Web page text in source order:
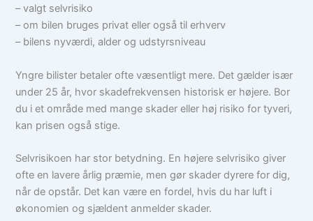
– valgt selvrisiko
– om bilen bruges privat eller også til erhverv
– bilens nyværdi, alder og udstyrsniveau
Yngre bilister betaler ofte væsentligt mere. Det gælder især
under 25 år, hvor skadefrekvensen historisk er højere. Bor
du i et område med mange skader eller høj risiko for tyveri,
kan prisen også stige.
Selvrisikoen har stor betydning. En højere selvrisiko giver
ofte en lavere årlig præmie, men gør skader dyrere for dig,
når de opstår. Det kan være en fordel, hvis du har luft i
økonomien og sjældent anmelder skader.